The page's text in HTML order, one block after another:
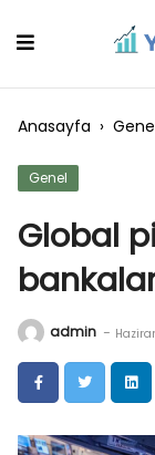
Anasayfa ›
Genel
Global
admin -